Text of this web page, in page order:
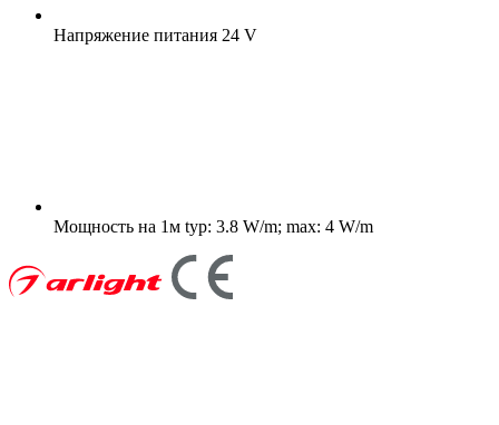
Напряжение питания 24 V
Мощность на 1м typ: 3.8 W/m; max: 4 W/m